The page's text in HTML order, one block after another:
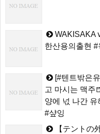
WAKISAKA
한산용의출현
[#텐트밖은
고 마시는 맥주
양에 넋 나간 유
#샾잉
【テントの